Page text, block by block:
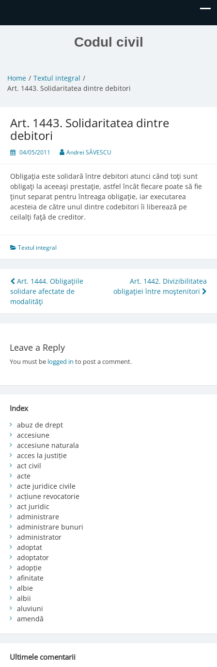
Codul civil
Home
Textul integral
Art. 1443. Solidaritatea dintre debitori
Art. 1443. Solidaritatea dintre
debitori
04/05/2011 Andrei SĂVESCU
Obligaţia este solidară între debitori atunci când toţi sunt
obligaţi la aceeaşi prestaţie, astfel încât fiecare poate să fie
ţinut separat pentru întreaga obligaţie, iar executarea
acesteia de către unul dintre codebitori îi liberează pe
ceilalţi faţă de creditor.
Textul integral
Post
navigation
Art. 1444. Obligaţiile
solidare afectate de
modalităţi
Art. 1442. Divizibilitatea
obligaţiei între moştenitori
Leave a Reply
You must be logged in to post a comment.
Index
abuz de drept
accesiune
accesiune naturala
acces la justiție
act civil
acte
acte juridice civile
acțiune revocatorie
act juridic
administrare
administrare bunuri
administrator
adoptat
adoptator
adopție
afinitate
albie
albii
aluviuni
amendă
Ultimele comentarii